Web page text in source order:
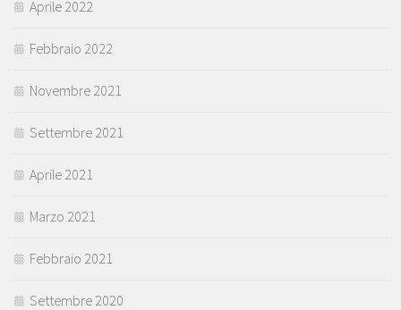
Aprile 2022
Febbraio 2022
Novembre 2021
Settembre 2021
Aprile 2021
Marzo 2021
Febbraio 2021
Settembre 2020